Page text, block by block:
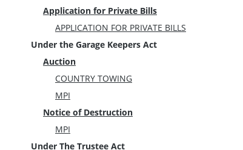
Application for Private Bills
APPLICATION FOR PRIVATE BILLS
Under the Garage Keepers Act
Auction
COUNTRY TOWING
MPI
Notice of Destruction
MPI
Under The Trustee Act